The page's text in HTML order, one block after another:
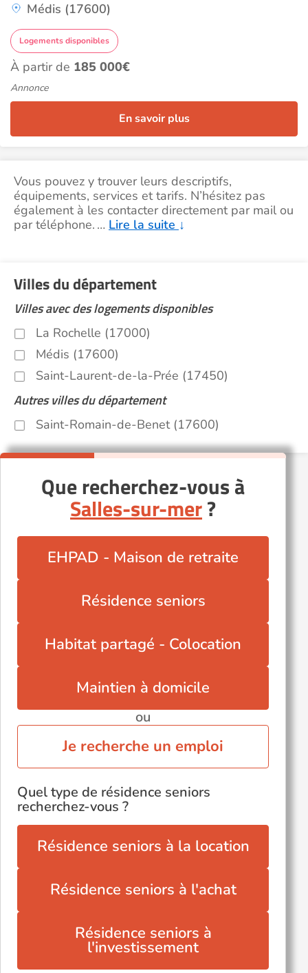
Médis (17600)
Logements disponibles
À partir de 185 000€
Annonce
En savoir plus
Vous pouvez y trouver leurs descriptifs,
équipements, services et tarifs. N’hésitez pas
également à les contacter directement par mail ou
par téléphone. … Lire la suite ↓
Villes du département
Villes avec des logements disponibles
La Rochelle (17000)
Médis (17600)
Saint-Laurent-de-la-Prée (17450)
Autres villes du département
Saint-Romain-de-Benet (17600)
Que recherchez-vous à
Salles-sur-mer?
EHPAD - Maison de retraite
Résidence seniors
Habitat partagé - Colocation
Maintien à domicile
ou
Je recherche un emploi
Quel type de résidence seniors
recherchez-vous ?
Résidence seniors à la location
Résidence seniors à l'achat
Résidence seniors à
l'investissement